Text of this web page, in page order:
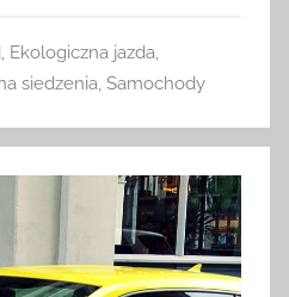
, Ekologiczna jazda,
siedzenia, Samochody